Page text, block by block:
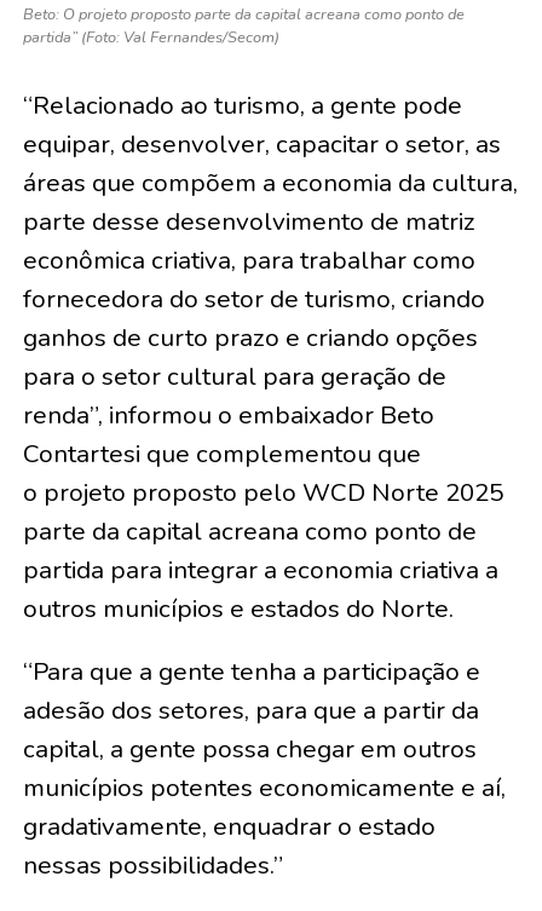
Beto: O projeto proposto parte da capital acreana como ponto de
partida” (Foto: Val Fernandes/Secom)
“Relacionado ao turismo, a gente pode
equipar, desenvolver, capacitar o setor, as
áreas que compõem a economia da cultura,
parte desse desenvolvimento de matriz
econômica criativa, para trabalhar como
fornecedora do setor de turismo, criando
ganhos de curto prazo e criando opções
para o setor cultural para geração de
renda”, informou o embaixador Beto
Contartesi que complementou que
o projeto proposto pelo WCD Norte 2025
parte da capital acreana como ponto de
partida para integrar a economia criativa a
outros municípios e estados do Norte.
“Para que a gente tenha a participação e
adesão dos setores, para que a partir da
capital, a gente possa chegar em outros
municípios potentes economicamente e aí,
gradativamente, enquadrar o estado
nessas possibilidades.”